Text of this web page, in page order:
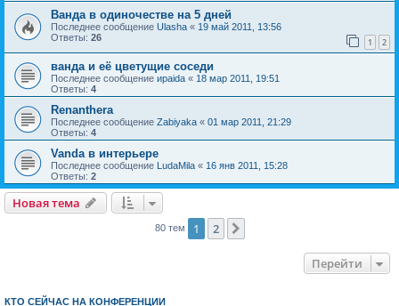
Ванда в одиночестве на 5 дней
Последнее сообщение Ulasha « 19 май 2011, 13:56
Ответы: 26 1 2
ванда и её цветущие соседи
Последнее сообщение ираida « 18 мар 2011, 19:51
Ответы: 4
Renanthera
Последнее сообщение Zabiyaka « 01 мар 2011, 21:29
Ответы: 4
Vanda в интерьере
Последнее сообщение LudaMila « 16 янв 2011, 15:28
Ответы: 2
Новая тема
80 тем 1 2
Перейти
КТО СЕЙЧАС НА КОНФЕРЕНЦИИ